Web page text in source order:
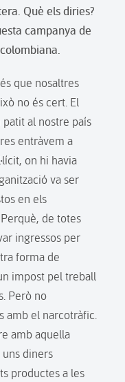
Què els diries?
campanya de
que nosaltres
no és cert. El
al nostre país
entràvem a
on hi havia
va ser
en els
de totes
ingressos per
forma de
impost pel treball
Però no
amb el narcotràfic.
amb aquella
diners
productes a les